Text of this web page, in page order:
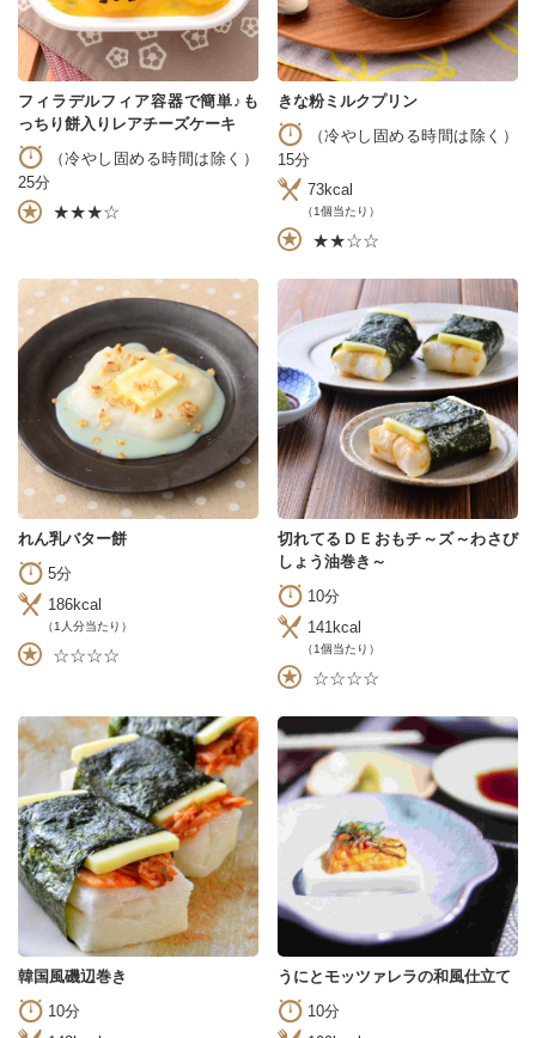
フィラデルフィア容器で簡単♪も
っちり餅入りレアチーズケーキ
（冷やし固める時間は除く）
25分
★★★☆
きな粉ミルクプリン
（冷やし固める時間は除く）
15分
73kcal
（1個当たり）
★★☆☆
れん乳バター餅
5分
186kcal
（1人分当たり）
☆☆☆☆
切れてるＤＥおもチ～ズ～わさび
しょう油巻き～
10分
141kcal
（1個当たり）
☆☆☆☆
韓国風磯辺巻き
10分
うにとモッツァレラの和風仕立て
10分